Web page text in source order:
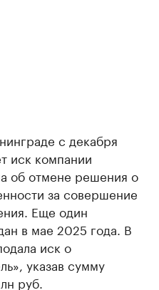
с декабря
иск компании
об отмене решения о
за совершение
Еще один
в мае 2025 года. В
иск о
указав сумму
руб.